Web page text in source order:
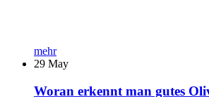
mehr
29 May
Woran erkennt man gutes